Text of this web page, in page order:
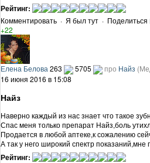
Рейтинг:
Комментировать · Я был тут · Поделиться
+22
Елена Белова 263 5705 про Найз
16 июня 2016 в 15:08
Найз
Наверно каждый из нас знает что такое
Спас меня только препарат Найз,боль
Продается в любой аптеке,к сожалению
А так у него широкий спектр показаний,мне
Рейтинг: